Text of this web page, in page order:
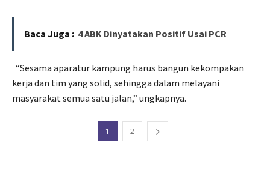
Baca Juga : 4 ABK Dinyatakan Positif Usai PCR
“Sesama aparatur kampung harus bangun kekompakan
kerja dan tim yang solid, sehingga dalam melayani
masyarakat semua satu jalan,” ungkapnya.
1 2